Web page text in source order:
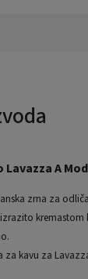
A
zrna za
izrazito
kavu za